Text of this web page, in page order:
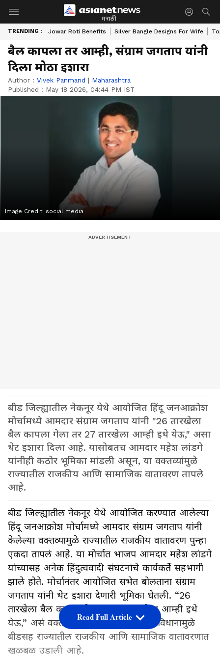
मराठी
TRENDING : Jowar Roti Benefits Silver Bangle Designs For Wife
बैल कापला तर आम्ही, संग्राम जगताप यांनी
दिला मोठा इशारा
Author : Vivek Panmand | Maharashtra
Published : May 18 2026, 04:44 PM IST
Image Credit: social media
बीड जिल्ह्यातील नेकनूर येथे आयोजित हिंदू जनआक्रोश
मोर्चामध्ये आमदार संग्राम जगताप यांनी "26 तारखेला
बैल कापला गेला तर 27 तारखेला आम्ही इथे येऊ," असा
थेट इशारा दिला आहे. यासोबतच आमदार महेश लांडगे
यांनीही कठोर भूमिका मांडली असून, या वक्तव्यांमुळे
राज्यातील राजकीय आणि सामाजिक वातावरण तापले
आहे.
बीड जिल्ह्यातील नेकनूर येथे आयोजित करण्यात आलेल्या
हिंदू जनआक्रोश मोर्चामध्ये आमदार संग्राम जगताप यांनी
केलेल्या वक्तव्यामुळे राज्यातील राजकीय वातावरण पुन्हा
एकदा तापलं आहे. या मोर्चात भाजप आमदार महेश लांडगे
यांच्यासह अनेक हिंदुत्ववादी संघटनांचे कार्यकर्ते सहभागी
झाले होते. मोर्चानंतर आयोजित सभेत बोलताना संग्राम
जगताप यांनी थेट इशारा देणारी भूमिका घेतली. “26
तारखेला बैल कापला गेला तर 27 तारखेला आम्ही इथे
येऊ,” असं वक्तव्य त्यांनी केलं. त्यांच्या या विधानामुळे
बीडसह राज्यातील राजकीय आणि सामाजिक वातावरणात
खळबळ उडाली आहे.
Read Full Article